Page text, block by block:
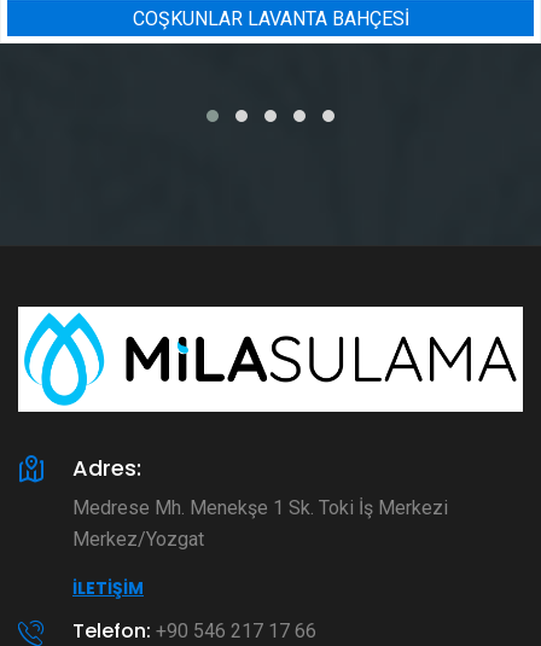
BADEM BAHÇESI SULAMA
Adres:
Medrese Mh. Menekşe 1 Sk. Toki İş Merkezi
Merkez/Yozgat
İLETIŞIM
Telefon: +90 546 217 17 66